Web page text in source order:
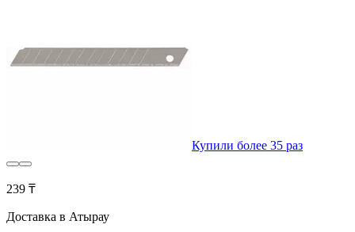
Купили более 35 раз
239 ₸
Доставка в Атырау